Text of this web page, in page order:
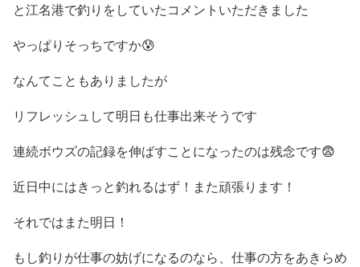
と江名港で釣りをしていたコメントいただきました
やっぱりそっちですか😰
なんてこともありましたが
リフレッシュして明日も仕事出来そうです
連続ボウズの記録を伸ばすことになったのは残念です😨
近日中にはきっと釣れるはず！また頑張ります！
それではまた明日！
もし釣りが仕事の妨げになるのなら、仕事の方をあきらめ